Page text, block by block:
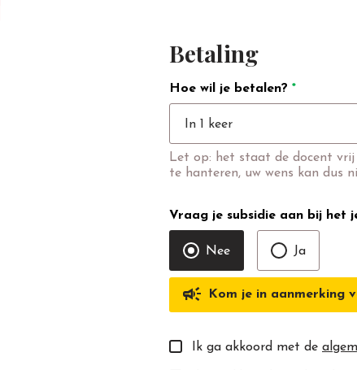
Betaling
Hoe wil je betalen? *
In 1 keer
Let op: het staat de docent
te hanteren, uw wens kan dus
Vraag je subsidie aan bij het
Nee Ja
campaign Kom je in aanmerking
Ik ga akkoord met de